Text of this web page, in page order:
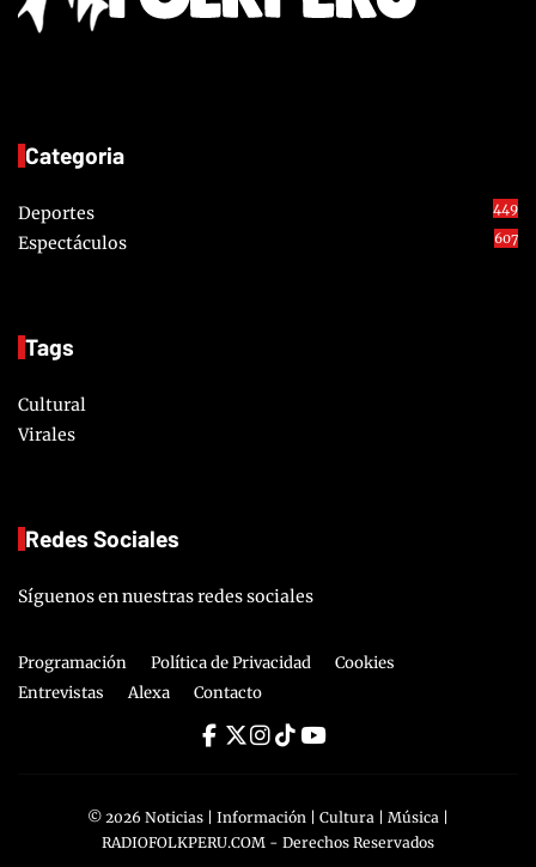
Categoria
Deportes 449
Espectáculos 607
Tags
Cultural
Virales
Redes Sociales
Síguenos en nuestras redes sociales
Programación Política de Privacidad
Cookies
Entrevistas
Alexa Contacto
© 2026 Noticias | Información | Cultura | Música |
RADIOFOLKPERU.COM - Derechos Reservados